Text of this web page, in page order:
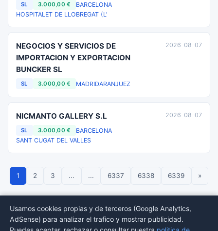
SL 3.000,00 €
BARCELONA
HOSPITALET DE LLOBREGAT (L'
NEGOCIOS Y SERVICIOS DE
IMPORTACION Y EXPORTACION
BUNCKER SL
SL 3.000,00 € MADRIDARANJUEZ
2026-08-07
NICMANTO GALLERY S.L
SL 3.000,00 €
BARCELONA
SANT CUGAT DEL VALLES
2026-08-07
1 2 3 ... ... 6337 6338 6339 »
© 2026 BORMEDirectorio — Datos publicos del Registro Mercantil
Usamos cookies propias y de terceros (Google Analytics,
AdSense) para analizar el trafico y mostrar publicidad.